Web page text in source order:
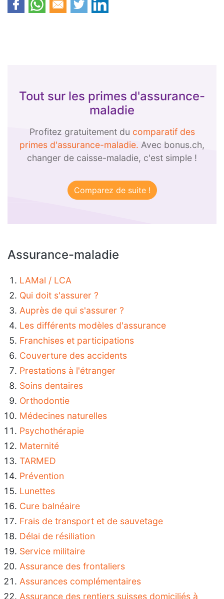
Tout sur les primes d'assurance-
maladie
Profitez gratuitement du comparatif des
primes d'assurance-maladie. Avec bonus.ch,
changer de caisse-maladie, c'est simple !
Assurance-maladie
LAMal / LCA
Qui doit s'assurer ?
Auprès de qui s'assurer ?
Les différents modèles d'assurance
Franchises et participations
Couverture des accidents
Prestations à l'étranger
Soins dentaires
Orthodontie
Médecines naturelles
Psychothérapie
Maternité
TARMED
Prévention
Lunettes
Cure balnéaire
Frais de transport et de sauvetage
Délai de résiliation
Service militaire
Assurance des frontaliers
Assurances complémentaires
Assurance des rentiers suisses domiciliés à